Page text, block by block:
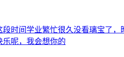
时间学业繁忙很久没看璃宝了
呢，我会想你的